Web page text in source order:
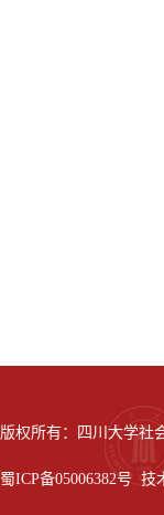
版权所有：四川大学社
蜀ICP备05006382号 技